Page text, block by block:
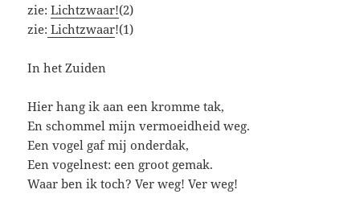
zie:Lichtzwaar!(2)
zie: Lichtzwaar!(1)
In het Zuiden
Hier hang ik aan een kromme tak,
En schommel mijn vermoeidheid weg.
Een vogel gaf mij onderdak,
Een vogelnest: een groot gemak.
Waar ben ik toch? Ver weg! Ver weg!